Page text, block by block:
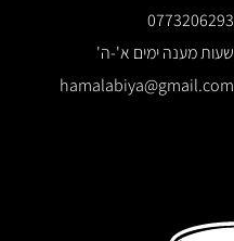
0773206293
שעות מענה ימים א'-ה'
hamalabiya@gmail.com